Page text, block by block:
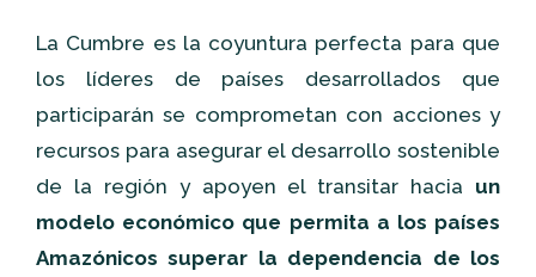
La Cumbre es la coyuntura perfecta para que
los líderes de países desarrollados que
participarán se comprometan con acciones y
recursos para asegurar el desarrollo sostenible
de la región y apoyen el transitar hacia un
modelo económico que permita a los países
Amazónicos superar la dependencia de los